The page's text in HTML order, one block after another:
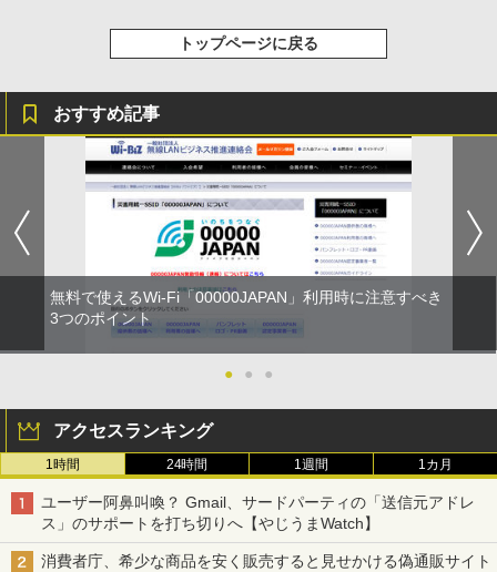
トップページに戻る
おすすめ記事
無料で使えるWi-Fi「00000JAPAN」利用時に注意すべき
3つのポイント
● ● ●
アクセスランキング
1時間 24時間 1週間 1カ月
ユーザー阿鼻叫喚？ Gmail、サードパーティの「送信元アドレ
ス」のサポートを打ち切りへ【やじうまWatch】
消費者庁、希少な商品を安く販売すると見せかける偽通販サイト